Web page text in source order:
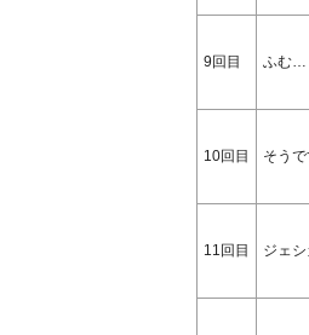
9回目 ふむ…
10回目 そう
11回目 ジェ